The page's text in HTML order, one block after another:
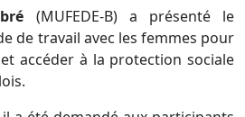
(MUFEDE-B) a présenté le
de travail avec les femmes pour
accéder à la protection sociale